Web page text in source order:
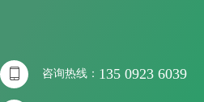
 咨询热线： 135 0923 6039